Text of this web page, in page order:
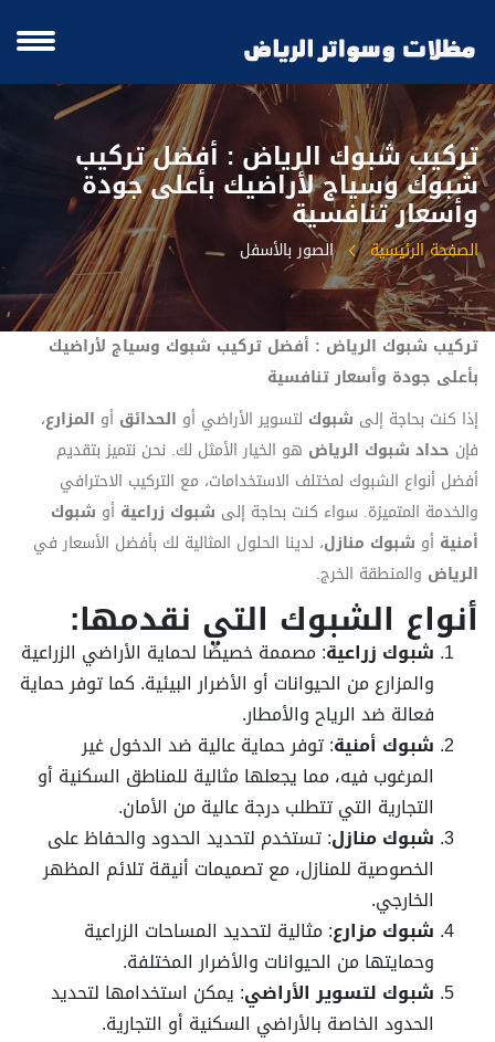
تركيب شبوك الرياض : أفضل تركيب
شبوك وسياج لأراضيك بأعلى جودة
وأسعار تنافسية
الصفحة الرئيسية الصور بالأسفل
تركيب شبوك الرياض : أفضل تركيب شبوك وسياج لأراضيك
بأعلى جودة وأسعار تنافسية
إذا كنت بحاجة إلى شبوك لتسوير الأراضي أو الحدائق أو المزارع،
فإن حداد شبوك الرياض هو الخيار الأمثل لك. نحن نتميز بتقديم
أفضل أنواع الشبوك لمختلف الاستخدامات، مع التركيب الاحترافي
والخدمة المتميزة. سواء كنت بحاجة إلى شبوك زراعية أو شبوك
أمنية أو شبوك منازل، لدينا الحلول المثالية لك بأفضل الأسعار في
الرياض والمنطقة الخرج.
أنواع الشبوك التي نقدمها:
شبوك زراعية: مصممة خصيصًا لحماية الأراضي الزراعية
والمزارع من الحيوانات أو الأضرار البيئية. كما توفر حماية
فعالة ضد الرياح والأمطار.
شبوك أمنية: توفر حماية عالية ضد الدخول غير
المرغوب فيه، مما يجعلها مثالية للمناطق السكنية أو
التجارية التي تتطلب درجة عالية من الأمان.
شبوك منازل: تستخدم لتحديد الحدود والحفاظ على
الخصوصية للمنازل، مع تصميمات أنيقة تلائم المظهر
الخارجي.
شبوك مزارع: مثالية لتحديد المساحات الزراعية
وحمايتها من الحيوانات والأضرار المختلفة.
شبوك لتسوير الأراضي: يمكن استخدامها لتحديد
الحدود الخاصة بالأراضي السكنية أو التجارية.